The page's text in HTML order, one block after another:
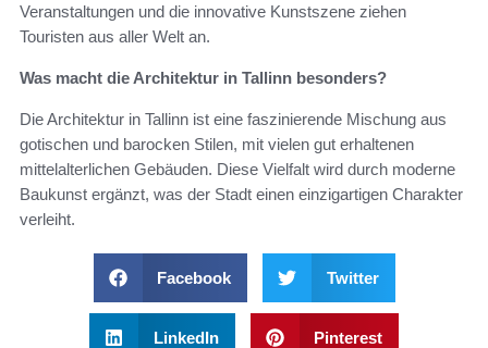
Veranstaltungen und die innovative Kunstszene ziehen
Touristen aus aller Welt an.
Was macht die Architektur in Tallinn besonders?
Die Architektur in Tallinn ist eine faszinierende Mischung aus
gotischen und barocken Stilen, mit vielen gut erhaltenen
mittelalterlichen Gebäuden. Diese Vielfalt wird durch moderne
Baukunst ergänzt, was der Stadt einen einzigartigen Charakter
verleiht.
Facebook Twitter
LinkedIn Pinterest